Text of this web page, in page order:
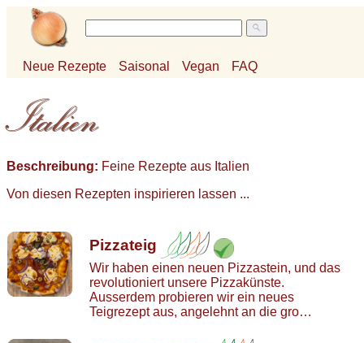
Neue Rezepte Saisonal Vegan FAQ
Beschreibung: Feine Rezepte aus Italien
Von diesen Rezepten inspirieren lassen ...
Pizzateig
Wir haben einen neuen Pizzastein, und das
revolutioniert unsere Pizzakünste.
Ausserdem probieren wir ein neues
Teigrezept aus, angelehnt an die gro…